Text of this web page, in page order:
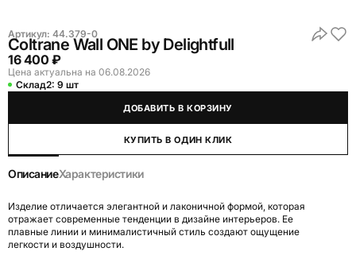
Артикул: 44.379-0
Coltrane Wall ONE by Delightfull
16 400 ₽
Цена актуальна на 06.08.2026
Склад2: 9 шт
ДОБАВИТЬ В КОРЗИНУ
КУПИТЬ В ОДИН КЛИК
ОписаниеХарактеристики
Изделие отличается элегантной и лаконичной формой, которая
отражает современные тенденции в дизайне интерьеров. Ее
плавные линии и минималистичный стиль создают ощущение
легкости и воздушности.